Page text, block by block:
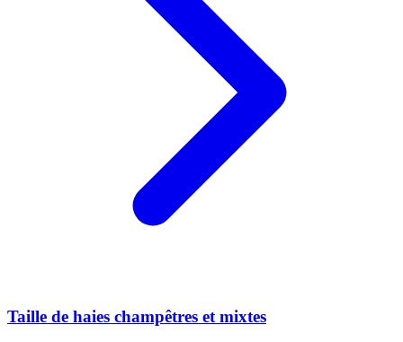
Taille de haies champêtres et mixtes